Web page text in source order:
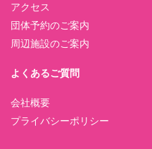
アクセス
団体予約のご案内
周辺施設のご案内
よくあるご質問
会社概要
プライバシーポリシー